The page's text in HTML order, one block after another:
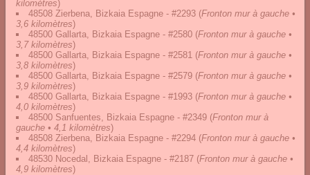
kilomètres)
48508 Zierbena, Bizkaia Espagne - #2293 (Fronton mur à gauche •
3,6 kilomètres)
48500 Gallarta, Bizkaia Espagne - #2580 (Fronton mur à gauche •
3,7 kilomètres)
48500 Gallarta, Bizkaia Espagne - #2581 (Fronton mur à gauche •
3,8 kilomètres)
48500 Gallarta, Bizkaia Espagne - #2579 (Fronton mur à gauche •
3,9 kilomètres)
48500 Gallarta, Bizkaia Espagne - #1993 (Fronton mur à gauche •
4,0 kilomètres)
48500 Sanfuentes, Bizkaia Espagne - #2349 (Fronton mur à
gauche • 4,1 kilomètres)
48508 Zierbena, Bizkaia Espagne - #2294 (Fronton mur à gauche •
4,4 kilomètres)
48530 Nocedal, Bizkaia Espagne - #2187 (Fronton mur à gauche •
4,9 kilomètres)